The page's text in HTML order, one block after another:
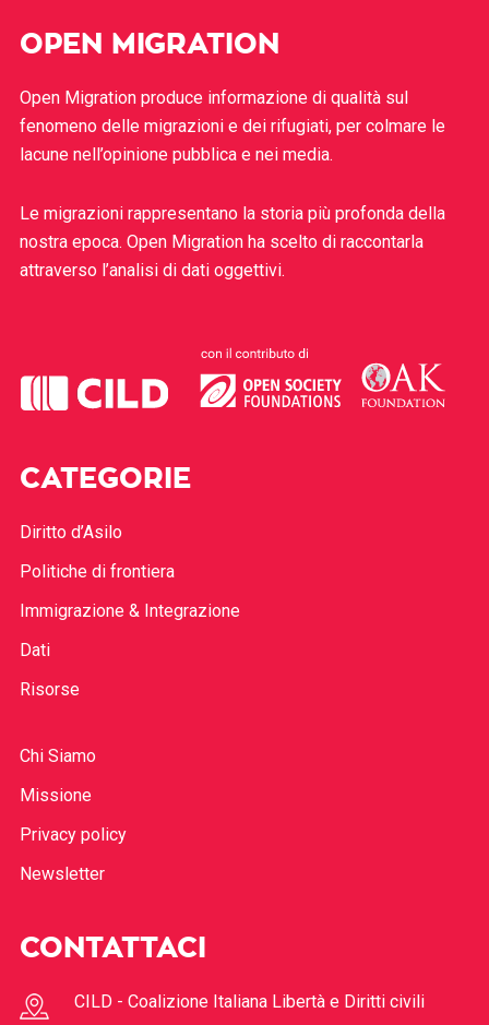
OPEN MIGRATION
Open Migration produce informazione di qualità sul
fenomeno delle migrazioni e dei rifugiati, per colmare le
lacune nell’opinione pubblica e nei media.
Le migrazioni rappresentano la storia più profonda della
nostra epoca. Open Migration ha scelto di raccontarla
attraverso l’analisi di dati oggettivi.
CATEGORIE
Diritto d’Asilo
Politiche di frontiera
Immigrazione & Integrazione
Dati
Risorse
Chi Siamo
Missione
Privacy policy
Newsletter
CONTATTACI
CILD - Coalizione Italiana Libertà e Diritti civili